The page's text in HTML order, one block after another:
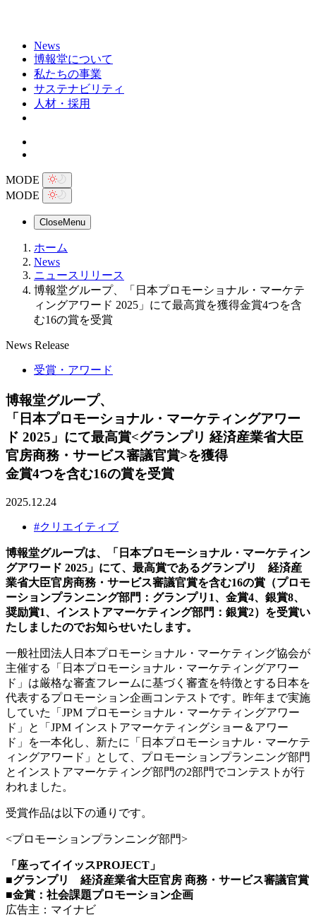
News
博報堂について
私たちの事業
サステナビリティ
人材・採用
MODE
MODE
CloseMenu
ホーム
News
ニュースリリース
博報堂グループ、「日本プロモーショナル・マーケテ
ィングアワード 2025」にて最高賞を獲得金賞4つを含
む16の賞を受賞
News Release
受賞・アワード
博報堂グループ、
「日本プロモーショナル・マーケティングアワー
ド 2025」にて最高賞<グランプリ 経済産業省大臣
官房商務・サービス審議官賞>を獲得
金賞4つを含む16の賞を受賞
2025.12.24
#クリエイティブ
博報堂グループは、「日本プロモーショナル・マーケティン
グアワード 2025」にて、最高賞であるグランプリ 経済産
業省大臣官房商務・サービス審議官賞を含む16の賞（プロモ
ーションプランニング部門：グランプリ1、金賞4、銀賞8、
奨励賞1、インストアマーケティング部門：銀賞2）を受賞い
たしましたのでお知らせいたします。
一般社団法人日本プロモーショナル・マーケティング協会が
主催する「日本プロモーショナル・マーケティングアワー
ド」は厳格な審査フレームに基づく審査を特徴とする日本を
代表するプロモーション企画コンテストです。昨年まで実施
していた「JPM プロモーショナル・マーケティングアワー
ド」と「JPM インストアマーケティングショー＆アワー
ド」を一本化し、新たに「日本プロモーショナル・マーケテ
ィングアワード」として、プロモーションプランニング部門
とインストアマーケティング部門の2部門でコンテストが行
われました。
受賞作品は以下の通りです。
<プロモーションプランニング部門>
「座ってイイッスPROJECT」
■グランプリ 経済産業省大臣官房 商務・サービス審議官賞
■金賞：社会課題プロモーション企画
広告主：マイナビ